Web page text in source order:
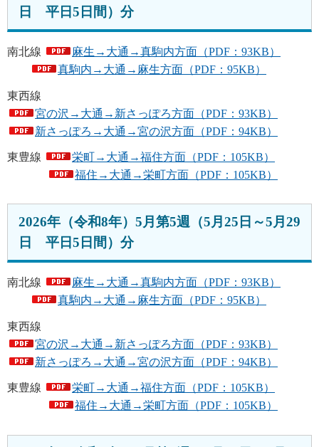
日 平日5日間）分
南北線
麻生→大通→真駒内方面（PDF：93KB）
真駒内→大通→麻生方面（PDF：95KB）
東西線
宮の沢→大通→新さっぽろ方面（PDF：93KB）
新さっぽろ→大通→宮の沢方面（PDF：94KB）
東豊線
栄町→大通→福住方面（PDF：105KB）
福住→大通→栄町方面（PDF：105KB）
2026年（令和8年）5月第5週（5月25日～5月29
日 平日5日間）分
南北線
麻生→大通→真駒内方面（PDF：93KB）
真駒内→大通→麻生方面（PDF：95KB）
東西線
宮の沢→大通→新さっぽろ方面（PDF：93KB）
新さっぽろ→大通→宮の沢方面（PDF：94KB）
東豊線
栄町→大通→福住方面（PDF：105KB）
福住→大通→栄町方面（PDF：105KB）